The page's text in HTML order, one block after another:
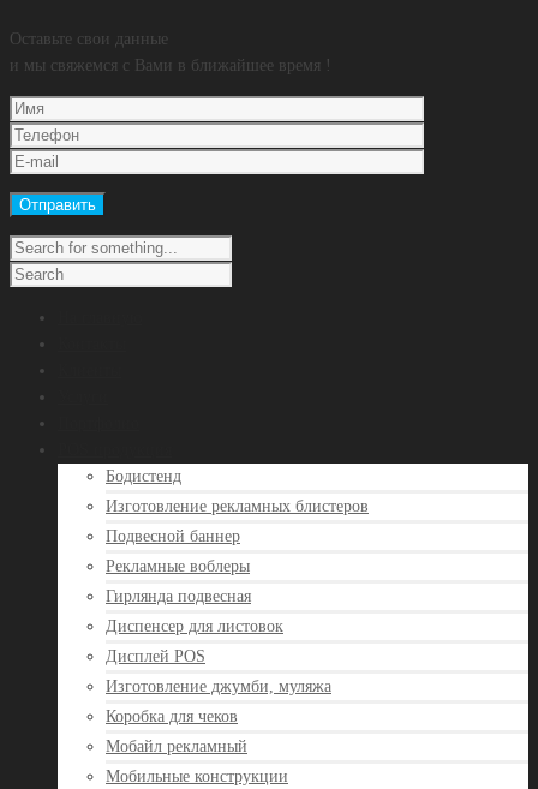
Оставьте свои данные
и мы свяжемся с Вами в ближайшее время !
Бодистенд
Изготовление рекламных блистеров
Подвесной баннер
Рекламные воблеры
Гирлянда подвесная
Диспенсер для листовок
Дисплей POS
Изготовление джумби, муляжа
Коробка для чеков
Мобайл рекламный
Мобильные конструкции